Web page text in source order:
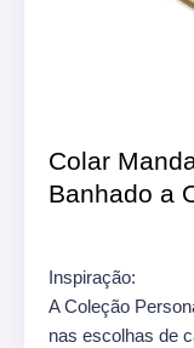
Colar
Banhado a
Inspiração:
A Coleção
nas escolhas de